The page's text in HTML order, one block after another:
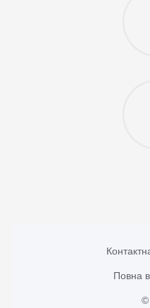
Повна
©